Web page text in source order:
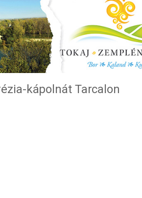
kápolnát Tarcalon